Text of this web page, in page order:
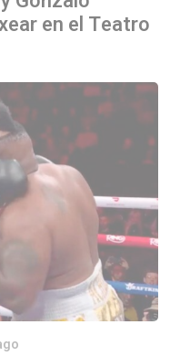
en el Teatro